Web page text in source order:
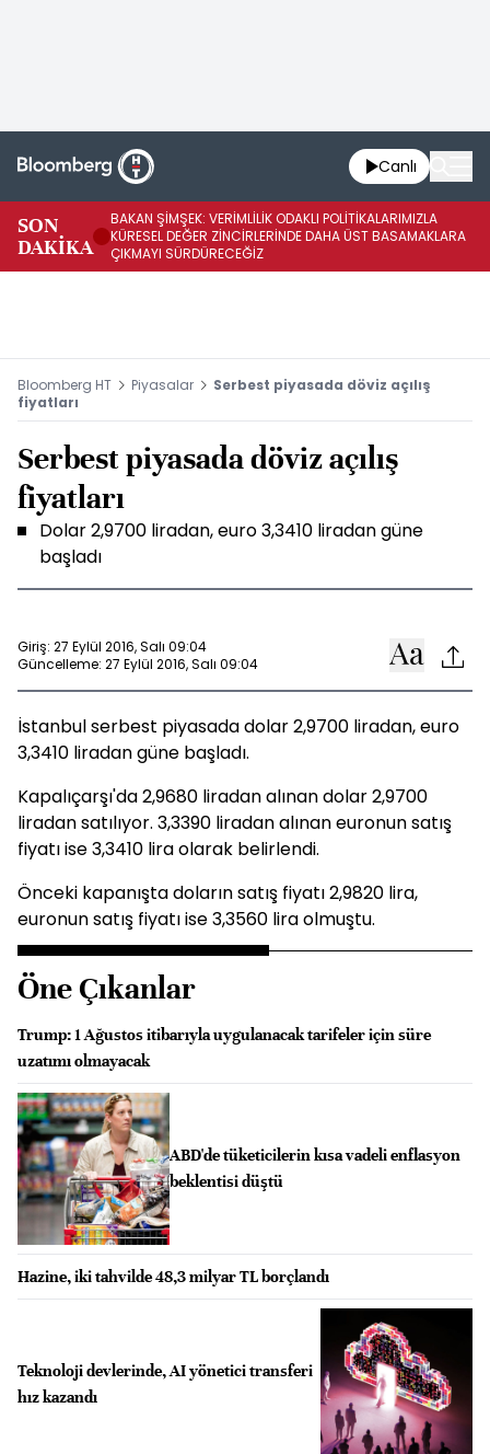
Canlı
SON
DAKİKA
BAKAN ŞİMŞEK: VERİMLİLİK ODAKLI POLİTİKALARIMIZLA
KÜRESEL DEĞER ZİNCİRLERİNDE DAHA ÜST BASAMAKLARA
ÇIKMAYI SÜRDÜRECEĞİZ
Bloomberg HT Piyasalar
Serbest piyasada döviz açılış
fiyatları
Serbest piyasada döviz açılış
fiyatları
Dolar 2,9700 liradan, euro 3,3410 liradan güne
başladı
Giriş: 27 Eylül 2016, Salı 09:04
Güncelleme: 27 Eylül 2016, Salı 09:04
İstanbul serbest piyasada dolar 2,9700 liradan, euro
3,3410 liradan güne başladı.
Kapalıçarşı'da 2,9680 liradan alınan dolar 2,9700
liradan satılıyor. 3,3390 liradan alınan euronun satış
fiyatı ise 3,3410 lira olarak belirlendi.
Önceki kapanışta doların satış fiyatı 2,9820 lira,
euronun satış fiyatı ise 3,3560 lira olmuştu.
Öne Çıkanlar
Trump: 1 Ağustos itibarıyla uygulanacak tarifeler için süre
uzatımı olmayacak
ABD'de tüketicilerin kısa vadeli enflasyon
beklentisi düştü
Hazine, iki tahvilde 48,3 milyar TL borçlandı
Teknoloji devlerinde, AI yönetici transferi
hız kazandı